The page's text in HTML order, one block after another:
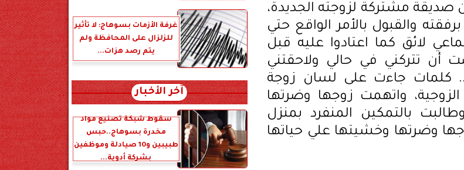
مشتركة لزوجته الجديدة،
والقبول بالأمر الواقع حتي
لائق كما اعتادوا عليه قبل
أن تتركني في حالي ولاحقتني
كلمات جاءت على لسان زوجة
واتهمت زوجها وضرتها
بالتمكين المنفرد بمنزل
وضرتها وخشيتها علي حياتها
غرفة الأزمات بسوهاج: لا تأثير
للزلزال على المحافظة ولم
يتم رصد هزات...
آخر الأخبار
سقوط شبكة تصنيع مواد
مخدرة بسوهاج..حبس
طبيبين و10 صيادلة وموظفين
بشركة أدوية...